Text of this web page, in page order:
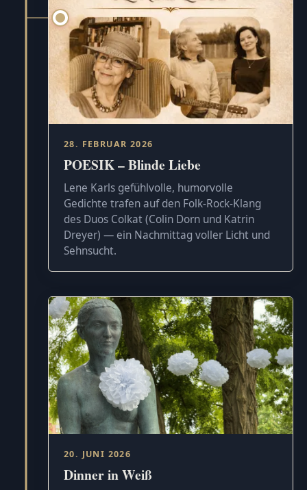
28. FEBRUAR 2026
POESIK – Blinde Liebe
Lene Karls gefühlvolle, humorvolle
Gedichte trafen auf den Folk-Rock-Klang
des Duos Colkat (Colin Dorn und Katrin
Dreyer) — ein Nachmittag voller Licht und
Sehnsucht.
20. JUNI 2026
Dinner in Weiß